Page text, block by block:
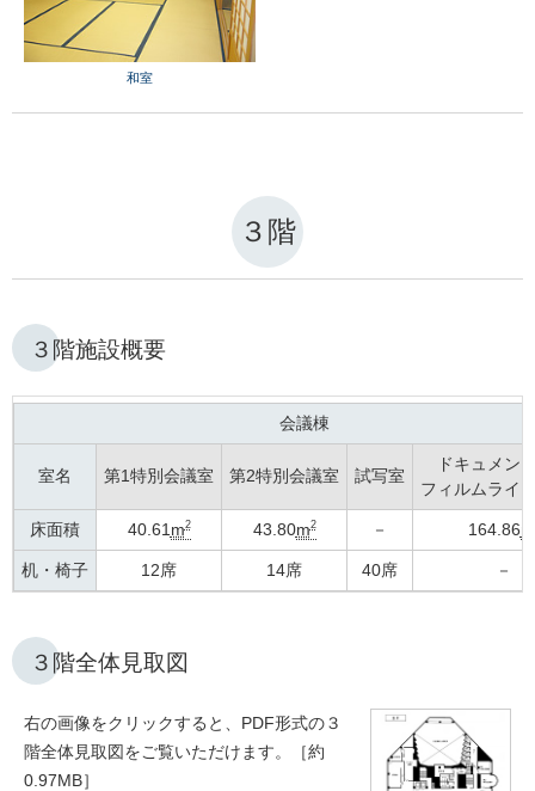
和室
３階
３階施設概要
会議棟
室名 第1特別会議室 第2特別会議室 試写室
ドキュメン
フィルムライ
床面積 40.61 m2 43.80m2 － 164.86
机・椅子 12席 14席 40席 －
３階全体見取図
右の画像をクリックすると、PDF形式の３
階全体見取図をご覧いただけます。［約
0.97MB］